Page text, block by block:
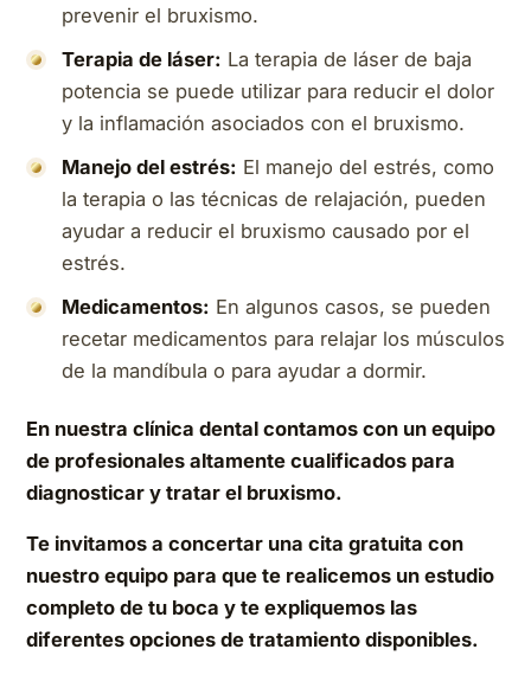
prevenir el bruxismo.
Terapia de láser: La terapia de láser de baja
potencia se puede utilizar para reducir el dolor
y la inflamación asociados con el bruxismo.
Manejo del estrés: El manejo del estrés, como
la terapia o las técnicas de relajación, pueden
ayudar a reducir el bruxismo causado por el
estrés.
Medicamentos: En algunos casos, se pueden
recetar medicamentos para relajar los músculos
de la mandíbula o para ayudar a dormir.
En nuestra clínica dental contamos con un equipo
de profesionales altamente cualificados para
diagnosticar y tratar el bruxismo.
Te invitamos a concertar una cita gratuita con
nuestro equipo para que te realicemos un estudio
completo de tu boca y te expliquemos las
diferentes opciones de tratamiento disponibles.